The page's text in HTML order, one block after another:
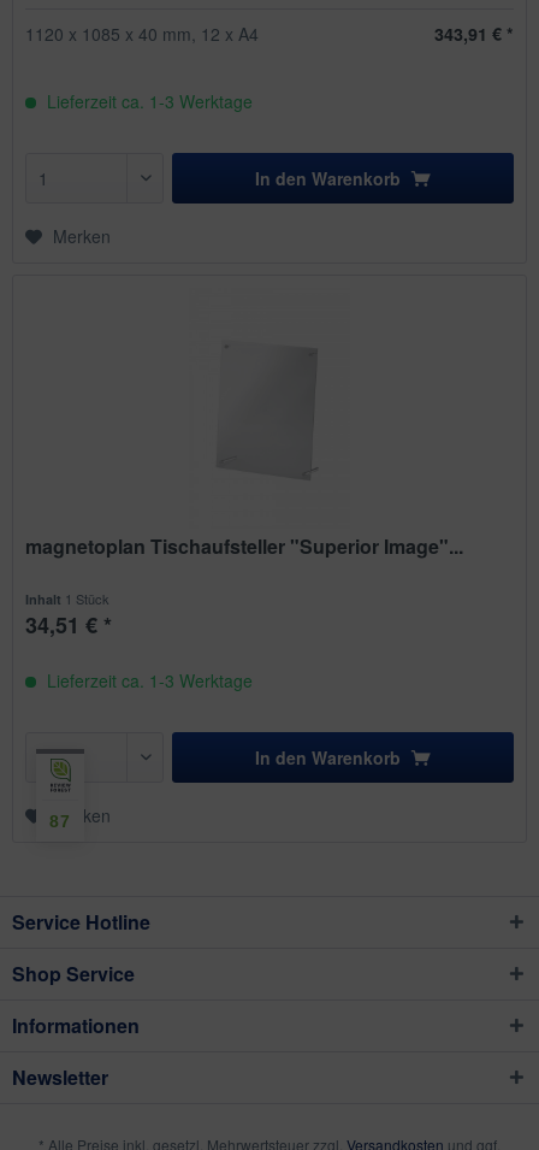
1120 x 1085 x 40 mm, 12 x A4 343,91 € *
Lieferzeit ca. 1-3 Werktage
In den Warenkorb
Merken
magnetoplan Tischaufsteller "Superior Image"...
Inhalt 1 Stück
34,51 € *
Lieferzeit ca. 1-3 Werktage
In den Warenkorb
Merken
Service Hotline
Shop Service
Informationen
Newsletter
* Alle Preise inkl. gesetzl. Mehrwertsteuer zzgl. Versandkosten und ggf.
87